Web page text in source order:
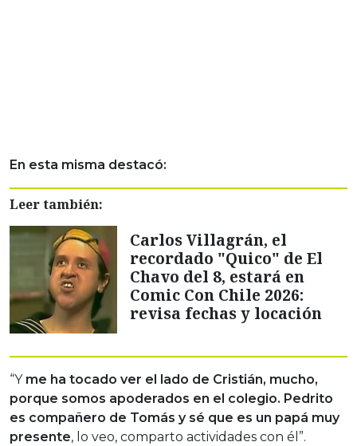
En esta misma destacó:
Leer también:
Carlos Villagrán, el
recordado "Quico" de El
Chavo del 8, estará en
Comic Con Chile 2026:
revisa fechas y locación
“Y me ha tocado ver el lado de Cristián, mucho,
porque somos apoderados en el colegio. Pedrito
es compañero de Tomás y sé que es un papá muy
presente, lo veo, comparto actividades con él”.